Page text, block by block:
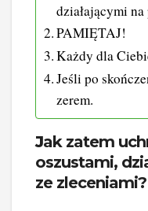
działającymi
PAMIĘTAJ!
Każdy dla
Jeśli po
zerem.
Jak zatem
oszustami,
ze zleceniami?